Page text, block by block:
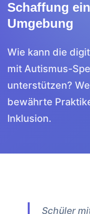
Schaffung
Umgebung
Wie kann die
mit Autismus-
unterstützen?
bewährte
Inklusion.
Schüler